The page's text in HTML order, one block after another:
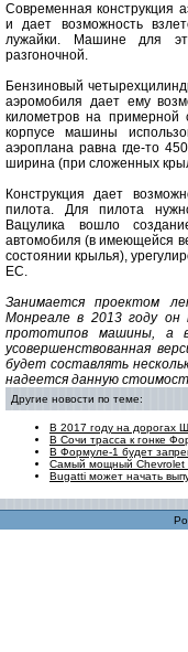
Современная конструкция
и дает возможность
лужайки. Машине для
разгоночной.
Бензиновый
аэромобиля дает ему
километров на
корпусе машины
аэроплана равна где-то
ширина (при сложенных
Конструкция дает
пилота. Для пилота
Вацулика вошло
автомобиля (в имеющейся
состоянии крылья),
ЕС.
Занимается проектом
Монреале в 2013 году он
прототипов машины, а
усовершенствованная
будет составлять
надеется данную
Другие новости по теме:
В 2017 году на дорогах
В Сочи трасса к гонке
В Формуле-1 будет
Самый мощный Chevrolet
Bugatti может начать